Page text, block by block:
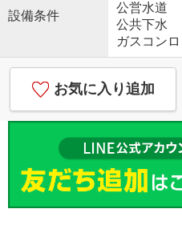
設備条件
公営水道
公共下水
ガスコンロ
お気に入り追加